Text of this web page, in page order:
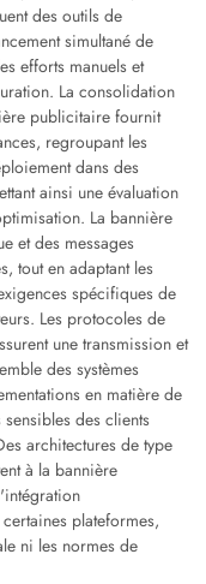
des outils de
simultané de
efforts manuels et
La consolidation
publicitaire fournit
regroupant les
dans des
ainsi une évaluation
La bannière
et des messages
tout en adaptant les
spécifiques de
Les protocoles de
une transmission et
des systèmes
en matière de
des clients
architectures de type
à la bannière
plateformes,
ni les normes de